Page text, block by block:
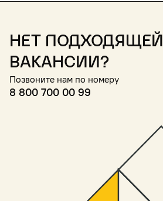
Нет подходящей
вакансии?
Позвоните нам по номеру
8 800 700 00 99